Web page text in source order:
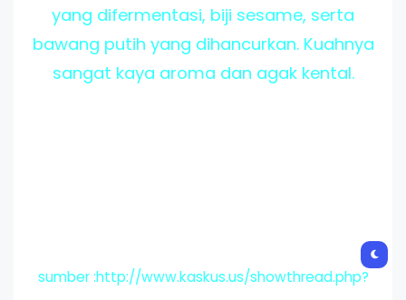
yang difermentasi, biji sesame, serta
bawang putih yang dihancurkan. Kuahnya
sangat kaya aroma dan agak kental.
sumber :http://www.kaskus.us/showthread.php?